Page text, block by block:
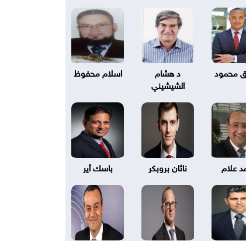
محمود
د هشام
الشيشيني
اسلام محفوظ
علام ناثان بروبكر باسك أير